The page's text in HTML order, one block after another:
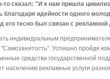
то сказал: "И к нам пришла
идейности одного
его тесно был связан с
индивидуальным
Успешно пройдя
средства государственной
населению рекламные услуги